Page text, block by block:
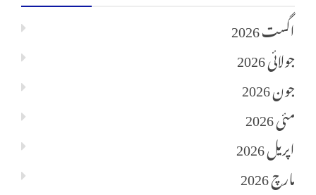
اگست 2026
جولائی 2026
جون 2026
مئی 2026
اپریل 2026
مارچ 2026